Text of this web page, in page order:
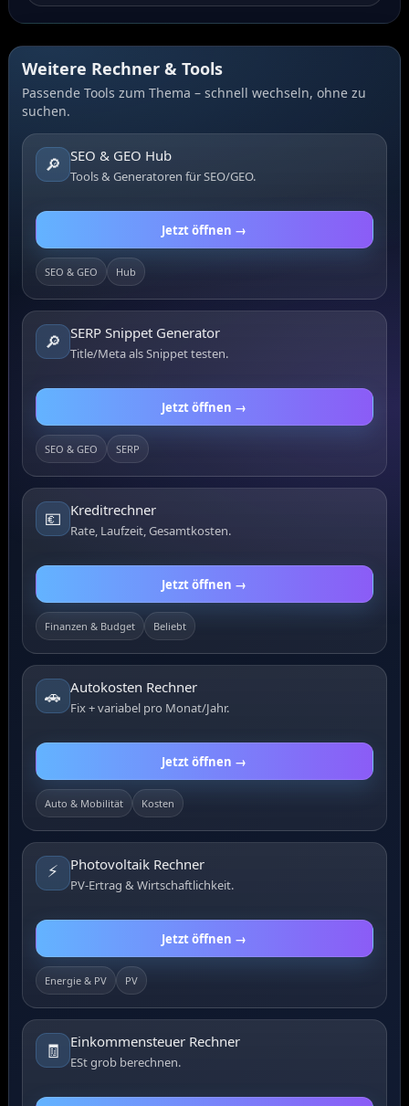
Weitere Rechner & Tools
Passende Tools zum Thema – schnell wechseln, ohne zu
suchen.
🔎 SEO & GEO Hub
Tools & Generatoren für SEO/GEO.
Jetzt öffnen →
SEO & GEO Hub
🔎 SERP Snippet Generator
Title/Meta als Snippet testen.
Jetzt öffnen →
SEO & GEO SERP
💶 Kreditrechner
Rate, Laufzeit, Gesamtkosten.
Jetzt öffnen →
Finanzen & Budget Beliebt
🚗 Autokosten Rechner
Fix + variabel pro Monat/Jahr.
Jetzt öffnen →
Auto & Mobilität Kosten
⚡ Photovoltaik Rechner
PV-Ertrag & Wirtschaftlichkeit.
Jetzt öffnen →
Energie & PV PV
🧾 Einkommensteuer Rechner
ESt grob berechnen.